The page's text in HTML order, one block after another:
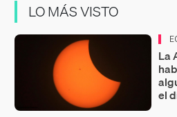
LO MÁS VISTO
La
el